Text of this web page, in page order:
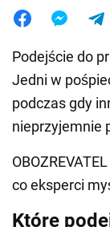
Podejście do
Jedni w
podczas gdy
nieprzyjemnie
co eksperci
Które